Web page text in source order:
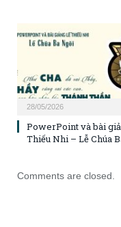
28/05/2026
PowerPoint và bài
Thiếu Nhi – Lễ Chúa
Comments are closed.